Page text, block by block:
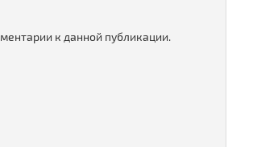
к данной публикации.